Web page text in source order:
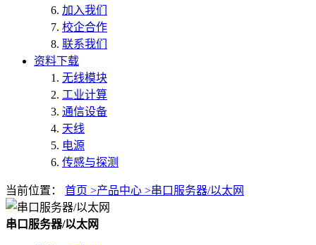
加入我们
校企合作
联系我们
资料下载
无线模块
工业计算
通信设备
天线
电源
传感与探测
当前位置： 首页 >产品中心 >串口服务器/以太网
串口服务器/以太网